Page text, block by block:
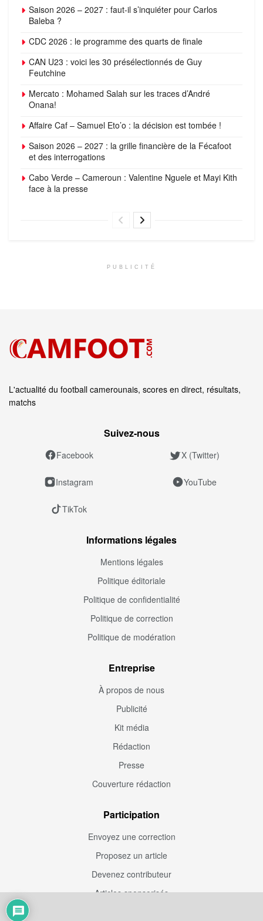
Saison 2026 – 2027 : faut-il s’inquiéter pour Carlos
Baleba ?
CDC 2026 : le programme des quarts de finale
CAN U23 : voici les 30 présélectionnés de Guy
Feutchine
Mercato : Mohamed Salah sur les traces d’André
Onana!
Affaire Caf – Samuel Eto’o : la décision est tombée !
Saison 2026 – 2027 : la grille financière de la Fécafoot
et des interrogations
Cabo Verde – Cameroun : Valentine Nguele et Mayi Kith
face à la presse
PUBLICITÉ
L'actualité du football camerounais, scores en direct, résultats,
matchs
Suivez‑nous
Facebook X (Twitter)
Instagram YouTube
TikTok
Informations légales
Mentions légales
Politique éditoriale
Politique de confidentialité
Politique de correction
Politique de modération
Entreprise
À propos de nous
Publicité
Kit média
Rédaction
Presse
Couverture rédaction
Participation
Envoyez une correction
Proposez un article
Devenez contributeur
Articles sponsorisés